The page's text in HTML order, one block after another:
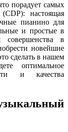
порадует самых
настоящая
пианино для
и простые в
совершенства в
новейшие
сделать в нашем
оптимальное
и качества